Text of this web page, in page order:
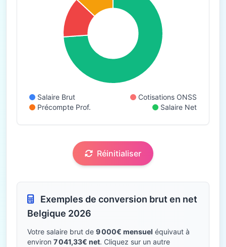
Salaire Brut
Cotisations ONSS
Précompte Prof.
Salaire Net
Réinitialiser
Exemples de conversion brut en net
Belgique 2026
Votre salaire brut de 9 000€ mensuel équivaut à
environ 7 041,33€ net. Cliquez sur un autre